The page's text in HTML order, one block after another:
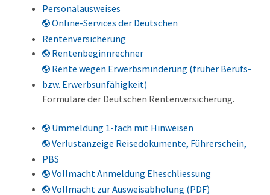
Personalausweises
Online-Services der Deutschen
Rentenversicherung
Rentenbeginnrechner
Rente wegen Erwerbsminderung (früher Berufs-
bzw. Erwerbsunfähigkeit)
Formulare der Deutschen Rentenversicherung.
Ummeldung 1-fach mit Hinweisen
Verlustanzeige Reisedokumente, Führerschein,
PBS
Vollmacht Anmeldung Eheschliessung
Vollmacht zur Ausweisabholung (PDF)